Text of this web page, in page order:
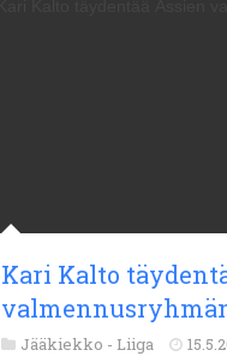
Kari Kalto
Jääkiekko - Liiga